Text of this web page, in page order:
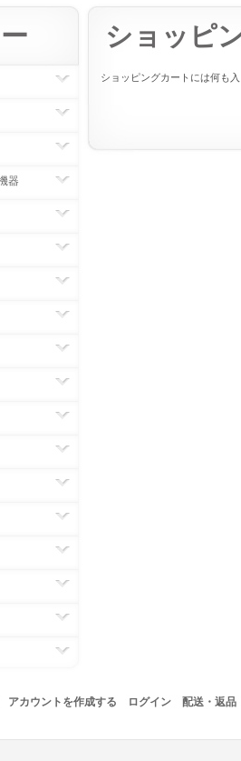
ショッピ
ショッピングカートには何も
器
アカウントを作成する ログイン 配送・返品